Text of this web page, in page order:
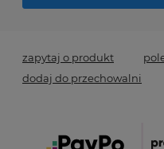
zapytaj o produkt
dodaj do przechowalni